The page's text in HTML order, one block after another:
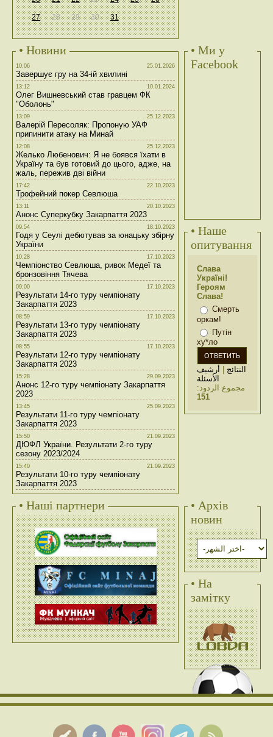
27 28 29 30 31
• Новини
10:06 25.01.2026
Завершує гру на 34-ій хвилині
13:12 10.01.2024
Олег Вишневський став гравцем ФК
"Оболонь"
13:09 25.12.2023
Валерій Пересоляк: Пропоную УАФ
припинити атаку на Минай
12:08 25.12.2023
Желько Любенович: Я не боявся їхати в
Україну та був готовий до цього, адже, на
жаль, пережив дві війни
17:42 22.10.2023
Трофейний покер Севлюша
13:11 20.10.2023
Анонс Суперкубку Закарпаття 2023
09:54 18.10.2023
Годя у Сеулі дебютував за юнацьку збірну
України
10:28 17.10.2023
Чемпіонство Севлюша, ривок Медеї та
бронзовіння Тячева
09:00 17.10.2023
Результати 14-го туру чемпіонату
Закарпаття 2023
08:59 17.10.2023
Результати 13-го туру чемпіонату
Закарпаття 2023
08:55 17.10.2023
Результати 12-го туру чемпіонату
Закарпаття 2023
15:28 29.09.2023
Анонс 12-го туру чемпіонату Закарпаття
2023
13:45 25.09.2023
Результати 11-го туру чемпіонату
Закарпаття 2023
15:50 21.09.2023
ДЮФЛ України. Результати 2-го туру
сезону 2023/2024
15:40 21.09.2023
Результати 10-го туру чемпіонату
Закарпаття 2023
• Ми у
Facebook
• Наше
опитування
Слава
Україні!
Героям
Слава!
Смерть
оркам!
Путін
ху*ло
النتائج | أرشيف
الأسئلة
مجموع الردود:
151
• Наші партнери
• Архів
новин
• На
замітку